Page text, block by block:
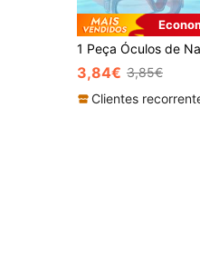
3,84€ 3,85€